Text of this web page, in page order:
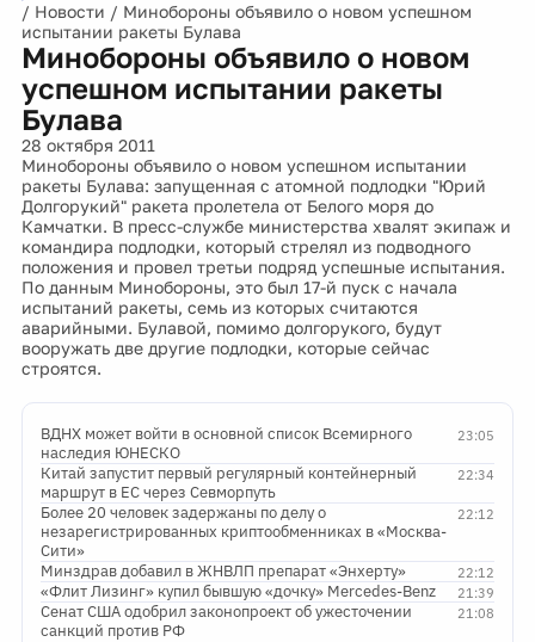
/ Новости / Минобороны объявило о новом успешном
испытании ракеты Булава
Минобороны объявило о новом
успешном испытании ракеты
Булава
28 октября 2011
Минобороны объявило о новом успешном испытании
ракеты Булава: запущенная с атомной подлодки "Юрий
Долгорукий" ракета пролетела от Белого моря до
Камчатки. В пресс-службе министерства хвалят экипаж и
командира подлодки, который стрелял из подводного
положения и провел третьи подряд успешные испытания.
По данным Минобороны, это был 17-й пуск с начала
испытаний ракеты, семь из которых считаются
аварийными. Булавой, помимо долгорукого, будут
вооружать две другие подлодки, которые сейчас
строятся.
23:05
ВДНХ может войти в основной список Всемирного
наследия ЮНЕСКО
22:34
Китай запустит первый регулярный контейнерный
маршрут в ЕС через Севморпуть
22:12
Более 20 человек задержаны по делу о
незарегистрированных криптообменниках в «Москва-
Сити»
22:12
Минздрав добавил в ЖНВЛП препарат «Энхерту»
21:39
«Флит Лизинг» купил бывшую «дочку» Mercedes-Benz
21:08
Сенат США одобрил законопроект об ужесточении
санкций против РФ